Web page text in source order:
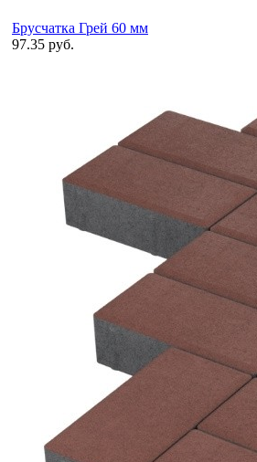
Брусчатка Грей 60 мм
97.35 руб.